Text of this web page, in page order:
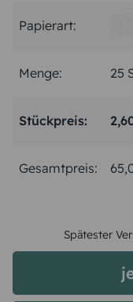
Papierart:
Menge:
Stückpreis:
Gesamtpreis:
Spätester